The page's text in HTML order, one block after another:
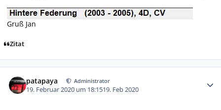
Gruß Jan
Zitat
patapaya Administrator
19. Februar 2020 um 18:1519. Feb 2020